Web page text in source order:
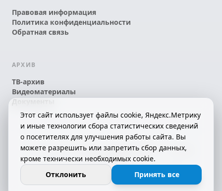
Правовая информация
Политика конфиденциальности
Обратная связь
АРХИВ
ТВ-архив
Видеоматериалы
Документы
© 2026 АО «КРТК» • КОМИ ЙÖЗЛЫ — КОМИ
ТЕЛЕКАНАЛ!
СДЕЛАНО С ЛЮБОВЬЮ К РЕСПУБЛИКЕ КОМИ
16+
Этот сайт использует файлы cookie, Яндекс.Метрику
и иные технологии сбора статистических сведений
о посетителях для улучшения работы сайта. Вы
можете разрешить или запретить сбор данных,
кроме технически необходимых cookie.
Отклонить
Принять все